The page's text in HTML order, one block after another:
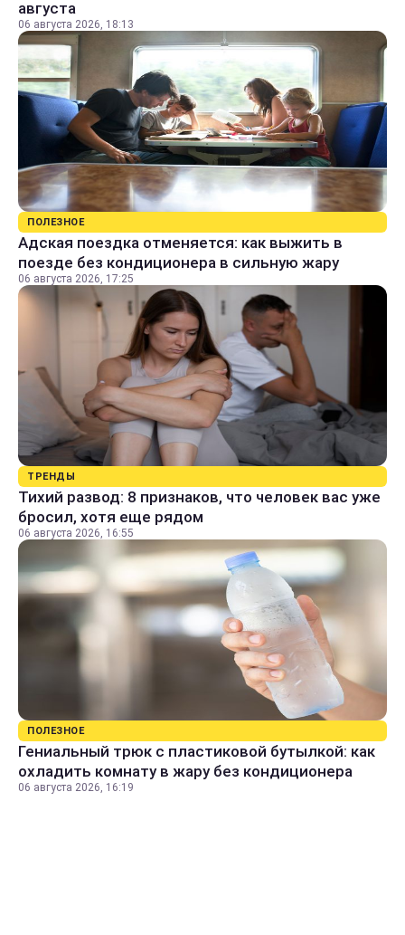
августа
06 августа 2026, 18:13
ПОЛЕЗНОЕ
Адская поездка отменяется: как выжить в
поезде без кондиционера в сильную жару
06 августа 2026, 17:25
ТРЕНДЫ
Тихий развод: 8 признаков, что человек вас уже
бросил, хотя еще рядом
06 августа 2026, 16:55
ПОЛЕЗНОЕ
Гениальный трюк с пластиковой бутылкой: как
охладить комнату в жару без кондиционера
06 августа 2026, 16:19